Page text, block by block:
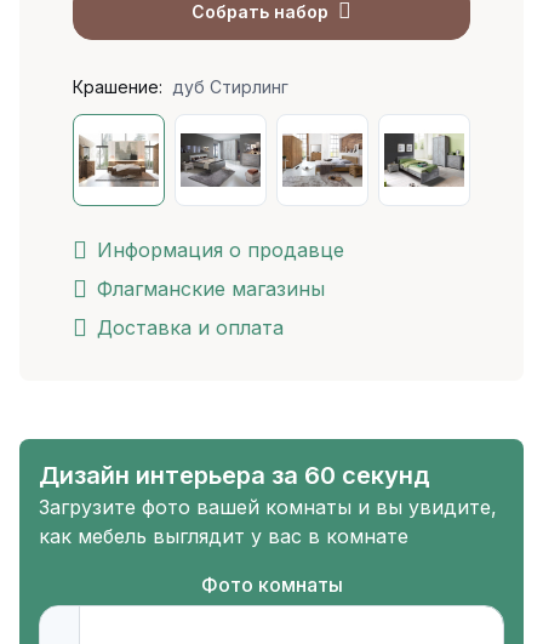
Собрать набор
Крашение: дуб Стирлинг
Информация о продавце
Флагманские магазины
Доставка и оплата
Дизайн интерьера за 60 секунд
Загрузите фото вашей комнаты и вы увидите,
как мебель выглядит у вас в комнате
Фото комнаты